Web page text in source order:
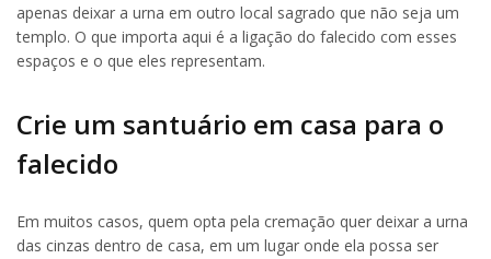
apenas deixar a urna em outro local sagrado que não seja um
templo. O que importa aqui é a ligação do falecido com esses
espaços e o que eles representam.
Crie um santuário em casa para o
falecido
Em muitos casos, quem opta pela cremação quer deixar a urna
das cinzas dentro de casa, em um lugar onde ela possa ser